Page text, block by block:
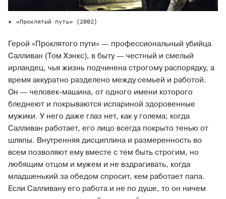
«Проклятый путь» (2002)
Герой «Проклятого пути» — профессиональный убийца
Салливан (Том Хэнкс), в быту — честный и смелый
ирландец, чья жизнь подчинена строгому распорядку, а
время аккуратно разделено между семьей и работой.
Он — человек-машина, от одного имени которого
бледнеют и покрываются испариной здоровенные
мужики. У него даже глаз нет, как у голема; когда
Салливан работает, его лицо всегда покрыто тенью от
шляпы. Внутренняя дисциплина и размеренность во
всем позволяют ему вместе с тем быть строгим, но
любящим отцом и мужем и не вздрагивать, когда
младшенький за обедом спросит, кем работает папа.
Если Салливану его работа и не по душе, то он ничем